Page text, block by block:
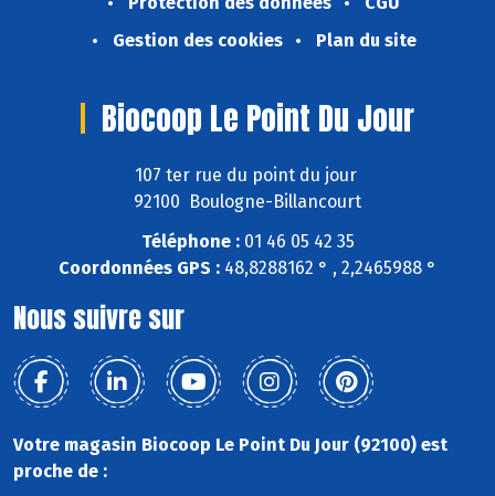
Gestion des cookies
Plan du site
Biocoop Le Point Du Jour
107 ter rue du point du jour
92100 Boulogne-Billancourt
Téléphone :01 46 05 42 35
Coordonnées GPS : 48,8288162 ° , 2,2465988 °
Nous suivre sur
Votre magasin Biocoop Le Point Du Jour (92100) est
proche de :